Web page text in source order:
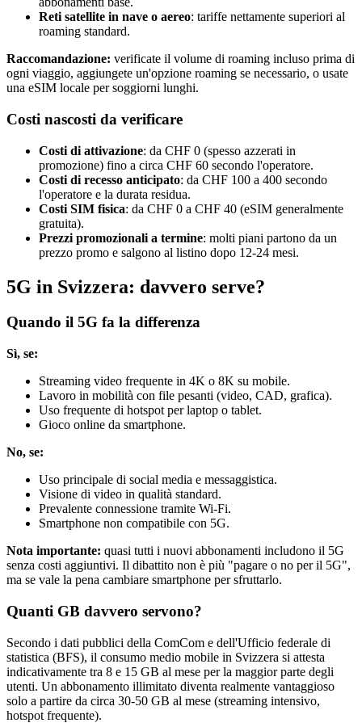
Reti satellite in nave o aereo: tariffe nettamente superiori al
roaming standard.
Raccomandazione: verificate il volume di roaming incluso prima di
ogni viaggio, aggiungete un'opzione roaming se necessario, o usate
una eSIM locale per soggiorni lunghi.
Costi nascosti da verificare
Costi di attivazione: da CHF 0 (spesso azzerati in
promozione) fino a circa CHF 60 secondo l'operatore.
Costi di recesso anticipato: da CHF 100 a 400 secondo
l'operatore e la durata residua.
Costi SIM fisica: da CHF 0 a CHF 40 (eSIM generalmente
gratuita).
Prezzi promozionali a termine: molti piani partono da un
prezzo promo e salgono al listino dopo 12-24 mesi.
5G in Svizzera: davvero serve?
Quando il 5G fa la differenza
Sì, se:
Streaming video frequente in 4K o 8K su mobile.
Lavoro in mobilità con file pesanti (video, CAD, grafica).
Uso frequente di hotspot per laptop o tablet.
Gioco online da smartphone.
No, se:
Uso principale di social media e messaggistica.
Visione di video in qualità standard.
Prevalente connessione tramite Wi-Fi.
Smartphone non compatibile con 5G.
Nota importante: quasi tutti i nuovi abbonamenti includono il 5G
senza costi aggiuntivi. Il dibattito non è più "pagare o no per il 5G",
ma se vale la pena cambiare smartphone per sfruttarlo.
Quanti GB davvero servono?
Secondo i dati pubblici della ComCom e dell'Ufficio federale di
statistica (BFS), il consumo medio mobile in Svizzera si attesta
indicativamente tra 8 e 15 GB al mese per la maggior parte degli
utenti. Un abbonamento illimitato diventa realmente vantaggioso
solo a partire da circa 30-50 GB al mese (streaming intensivo,
hotspot frequente).